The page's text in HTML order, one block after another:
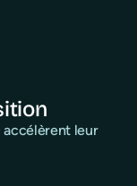
accélèrent leur